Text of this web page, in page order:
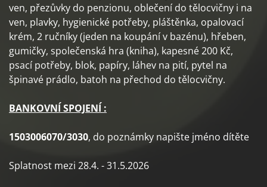
ven, přezůvky do penzionu, oblečení do tělocvičny i na
ven, plavky, hygienické potřeby, pláštěnka, opalovací
krém, 2 ručníky (jeden na koupání v bazénu), hřeben,
gumičky, společenská hra (kniha), kapesné 200 Kč,
psací potřeby, blok, papíry, láhev na pití, pytel na
špinavé prádlo, batoh na přechod do tělocvičny.
BANKOVNÍ SPOJENÍ :
1503006070/3030, do poznámky napište jméno dítěte
Splatnost mezi 28.4. - 31.5.2026